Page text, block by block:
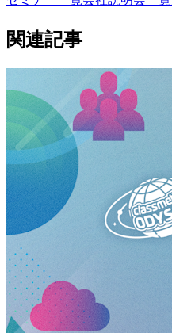
関連記事